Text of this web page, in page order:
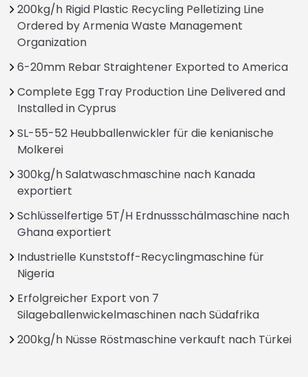
200kg/h Rigid Plastic Recycling Pelletizing Line
Ordered by Armenia Waste Management
Organization
6-20mm Rebar Straightener Exported to America
Complete Egg Tray Production Line Delivered and
Installed in Cyprus
SL-55-52 Heubballenwickler für die kenianische
Molkerei
300kg/h Salatwaschmaschine nach Kanada
exportiert
Schlüsselfertige 5T/H Erdnussschälmaschine nach
Ghana exportiert
Industrielle Kunststoff-Recyclingmaschine für
Nigeria
Erfolgreicher Export von 7
Silageballenwickelmaschinen nach Südafrika
200kg/h Nüsse Röstmaschine verkauft nach Türkei